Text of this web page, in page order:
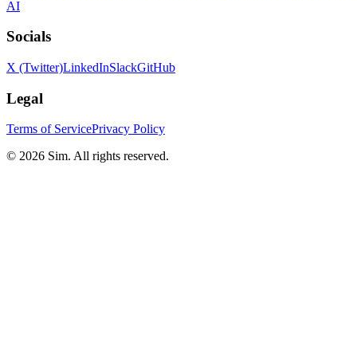
AI
Socials
X (Twitter)LinkedInSlackGitHub
Legal
Terms of ServicePrivacy Policy
© 2026 Sim. All rights reserved.